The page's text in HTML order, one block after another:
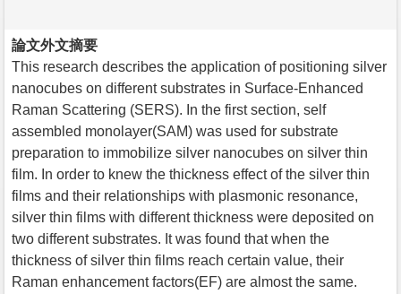
論文外文摘要
This research describes the application of positioning silver
nanocubes on different substrates in Surface-Enhanced
Raman Scattering (SERS). In the first section, self
assembled monolayer(SAM) was used for substrate
preparation to immobilize silver nanocubes on silver thin
film. In order to knew the thickness effect of the silver thin
films and their relationships with plasmonic resonance,
silver thin films with different thickness were deposited on
two different substrates. It was found that when the
thickness of silver thin films reach certain value, their
Raman enhancement factors(EF) are almost the same.